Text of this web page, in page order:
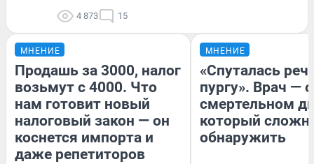
4 873 15
МНЕНИЕ
Продашь за 3000, налог
возьмут с 4000. Что
нам готовит новый
налоговый закон — он
коснется импорта и
даже репетиторов
МНЕНИЕ
«Спуталась
пургу». Врач — о
смертельном
который
обнаружить